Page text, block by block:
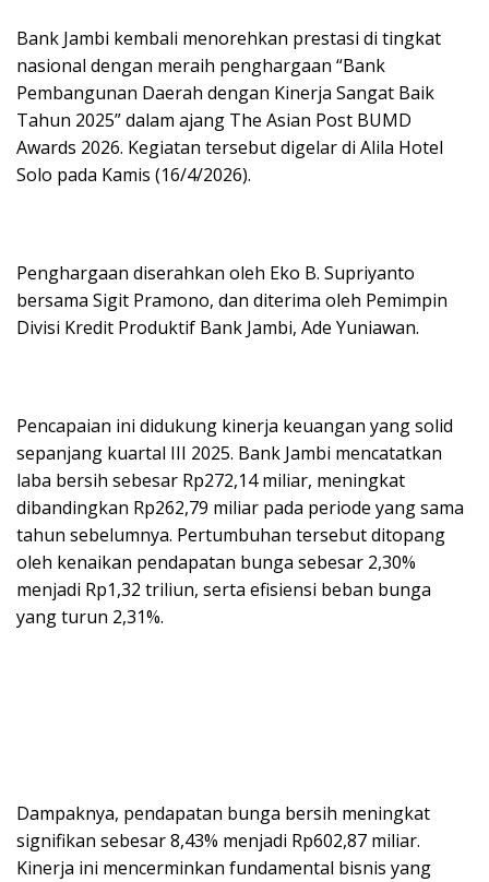
Bank Jambi kembali menorehkan prestasi di tingkat
nasional dengan meraih penghargaan “Bank
Pembangunan Daerah dengan Kinerja Sangat Baik
Tahun 2025” dalam ajang The Asian Post BUMD
Awards 2026. Kegiatan tersebut digelar di Alila Hotel
Solo pada Kamis (16/4/2026).
Penghargaan diserahkan oleh Eko B. Supriyanto
bersama Sigit Pramono, dan diterima oleh Pemimpin
Divisi Kredit Produktif Bank Jambi, Ade Yuniawan.
Pencapaian ini didukung kinerja keuangan yang solid
sepanjang kuartal III 2025. Bank Jambi mencatatkan
laba bersih sebesar Rp272,14 miliar, meningkat
dibandingkan Rp262,79 miliar pada periode yang sama
tahun sebelumnya. Pertumbuhan tersebut ditopang
oleh kenaikan pendapatan bunga sebesar 2,30%
menjadi Rp1,32 triliun, serta efisiensi beban bunga
yang turun 2,31%.
Dampaknya, pendapatan bunga bersih meningkat
signifikan sebesar 8,43% menjadi Rp602,87 miliar.
Kinerja ini mencerminkan fundamental bisnis yang